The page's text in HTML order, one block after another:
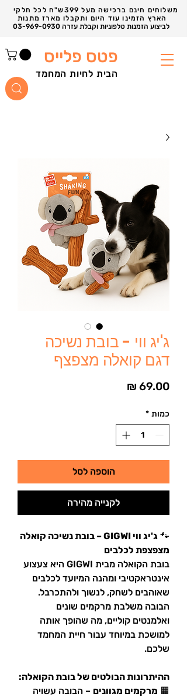
משלוחים חינם ברכישה מעל 399ש"ח לכל חלקי
פטס פלייס
הבית לחיות המחמד
ג'יג ווי - בובת נשיכה
דגם קואלה מצפצף
כמות *
הוספה לסל
לקנייה מהירה
🐾
ג'יג ווי GIGWI – בובת נשיכה קואלה
מצפצפת לכלבים
בובת הקואלה מבית GIGWI היא צעצוע
אינטראקטיבי ומהנה המיועד לכלבים
שאוהבים לשחק, לנשוך ולהתכרבל.
הבובה משלבת מרקמים שונים
ואלמנטים קוליים, מה שהופך אותה
למושכת במיוחד עבור חיית המחמד
שלכם.​
ההיתרונות הבולטים של בובת הקואלה:
🟧 מרקמים מגוונים – הבובה עשויה